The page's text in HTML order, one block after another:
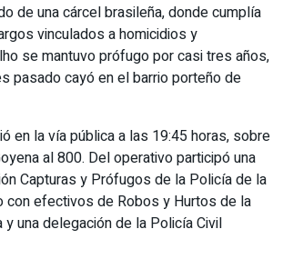
de una cárcel brasileña, donde cumplía
vinculados a homicidios y
se mantuvo prófugo por casi tres años,
pasado cayó en el barrio porteño de
en la vía pública a las 19:45 horas, sobre
al 800. Del operativo participó una
Capturas y Prófugos de la Policía de la
con efectivos de Robos y Hurtos de la
una delegación de la Policía Civil